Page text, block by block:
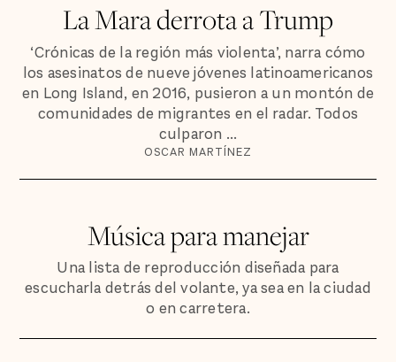
La Mara derrota a Trump
‘Crónicas de la región más violenta’, narra cómo
los asesinatos de nueve jóvenes latinoamericanos
en Long Island, en 2016, pusieron a un montón de
comunidades de migrantes en el radar. Todos
culparon ...
OSCAR MARTÍNEZ
Música para manejar
Una lista de reproducción diseñada para
escucharla detrás del volante, ya sea en la ciudad
o en carretera.